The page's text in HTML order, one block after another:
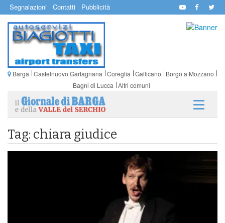
Segnalazioni Contatti Pubblicità
Barga Castelnuovo Garfagnana Coreglia Gallicano
Borgo a Mozzano
Bagni di Lucca Altri comuni
Tag: chiara giudice